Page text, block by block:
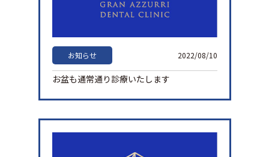
お知らせ 2022/08/10
お盆も通常通り診療いたします